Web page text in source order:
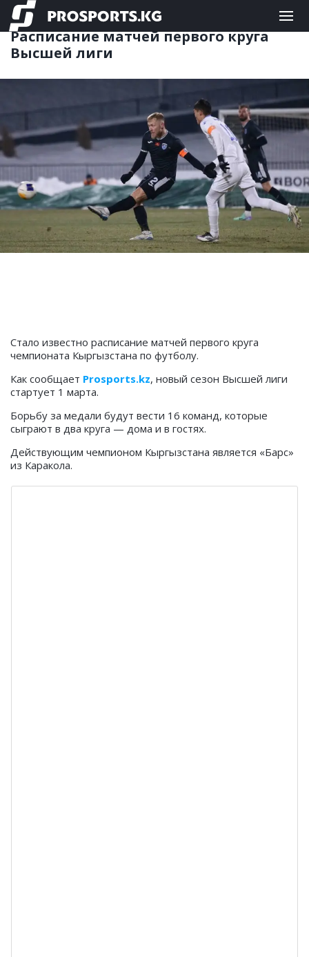
ФУТБОЛ 24.02.2026 10:06
Расписание матчей первого круга
Высшей лиги
Стало известно расписание матчей первого круга
чемпионата Кыргызстана по футболу.
Как сообщает Prosports.kz, новый сезон Высшей лиги
стартует 1 марта.
Борьбу за медали будут вести 16 команд, которые
сыграют в два круга — дома и в гостях.
Действующим чемпионом Кыргызстана является «Барс»
из Каракола.